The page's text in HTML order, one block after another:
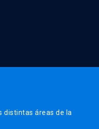
distintas áreas de la